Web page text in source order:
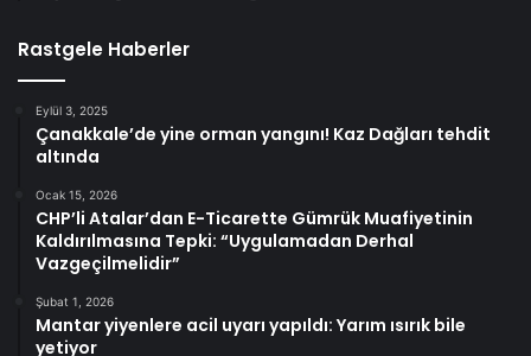
Rastgele Haberler
Eylül 3, 2025
Çanakkale’de yine orman yangını! Kaz Dağları tehdit
altında
Ocak 15, 2026
CHP’li Atalar’dan E-Ticarette Gümrük Muafiyetinin
Kaldırılmasına Tepki: “Uygulamadan Derhal
Vazgeçilmelidir”
Şubat 1, 2026
Mantar yiyenlere acil uyarı yapıldı: Yarım ısırık bile
yetiyor